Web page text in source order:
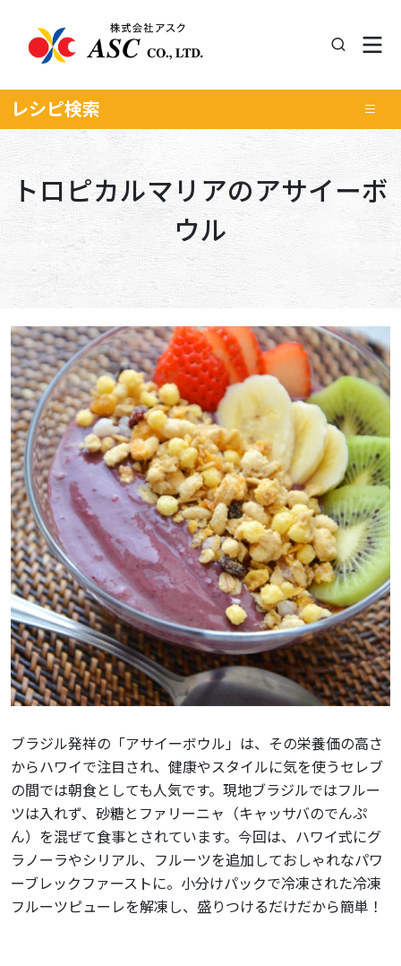
レシピ検索
トロピカルマリアのアサイーボ
ウル
ブラジル発祥の「アサイーボウル」は、その栄養価の高さ
からハワイで注目され、健康やスタイルに気を使うセレブ
の間では朝食としても人気です。現地ブラジルではフルー
ツは入れず、砂糖とファリーニャ（キャッサバのでんぷ
ん）を混ぜて食事とされています。今回は、ハワイ式にグ
ラノーラやシリアル、フルーツを追加しておしゃれなパワ
ーブレックファーストに。小分けパックで冷凍された冷凍
フルーツピューレを解凍し、盛りつけるだけだから簡単！